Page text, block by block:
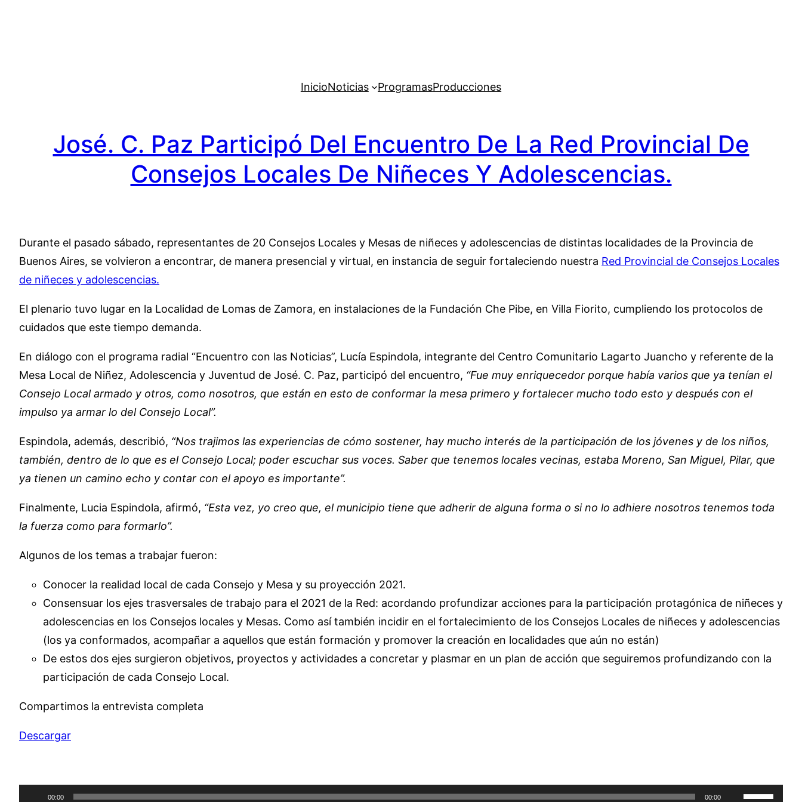
InicioNoticias ProgramasProducciones
José. C. Paz Participó Del Encuentro De La Red Provincial De
Consejos Locales De Niñeces Y Adolescencias.
Durante el pasado sábado, representantes de 20 Consejos Locales y Mesas de niñeces y adolescencias de distintas localidades de la Provincia de
Buenos Aires, se volvieron a encontrar, de manera presencial y virtual, en instancia de seguir fortaleciendo nuestra Red Provincial de Consejos Locales
de niñeces y adolescencias.
El plenario tuvo lugar en la Localidad de Lomas de Zamora, en instalaciones de la Fundación Che Pibe, en Villa Fiorito, cumpliendo los protocolos de
cuidados que este tiempo demanda.
En diálogo con el programa radial “Encuentro con las Noticias”, Lucía Espindola, integrante del Centro Comunitario Lagarto Juancho y referente de la
Mesa Local de Niñez, Adolescencia y Juventud de José. C. Paz, participó del encuentro, “Fue muy enriquecedor porque había varios que ya tenían el
Consejo Local armado y otros, como nosotros, que están en esto de conformar la mesa primero y fortalecer mucho todo esto y después con el
impulso ya armar lo del Consejo Local”.
Espindola, además, describió, “Nos trajimos las experiencias de cómo sostener, hay mucho interés de la participación de los jóvenes y de los niños,
también, dentro de lo que es el Consejo Local; poder escuchar sus voces. Saber que tenemos locales vecinas, estaba Moreno, San Miguel, Pilar, que
ya tienen un camino echo y contar con el apoyo es importante”.
Finalmente, Lucia Espindola, afirmó, “Esta vez, yo creo que, el municipio tiene que adherir de alguna forma o si no lo adhiere nosotros tenemos toda
la fuerza como para formarlo”.
Algunos de los temas a trabajar fueron:
Conocer la realidad local de cada Consejo y Mesa y su proyección 2021.
Consensuar los ejes trasversales de trabajo para el 2021 de la Red: acordando profundizar acciones para la participación protagónica de niñeces y
adolescencias en los Consejos locales y Mesas. Como así también incidir en el fortalecimiento de los Consejos Locales de niñeces y adolescencias
(los ya conformados, acompañar a aquellos que están formación y promover la creación en localidades que aún no están)
De estos dos ejes surgieron objetivos, proyectos y actividades a concretar y plasmar en un plan de acción que seguiremos profundizando con la
participación de cada Consejo Local.
Compartimos la entrevista completa
Descargar
Reproductor
00:00 00:00 Utiliza